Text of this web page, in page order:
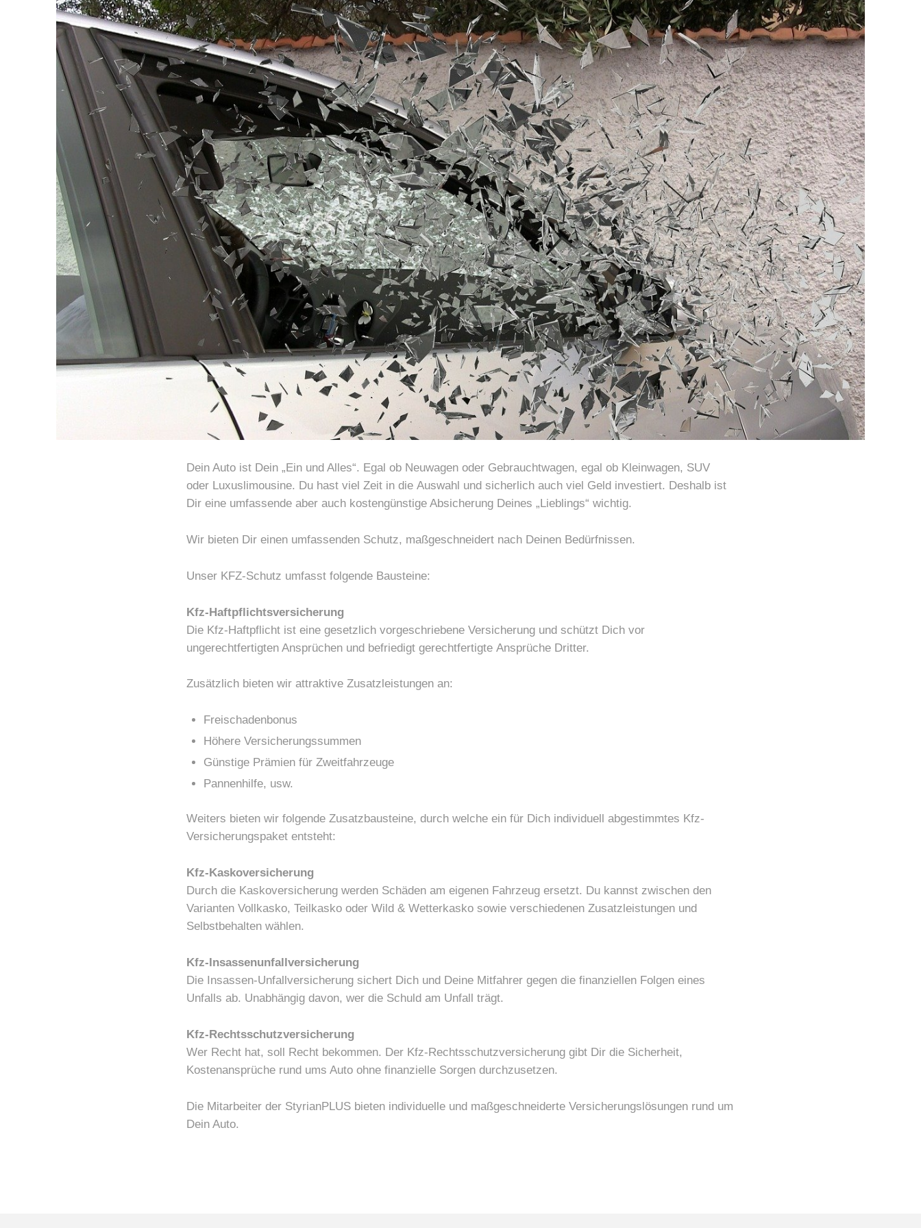
Dein Auto ist Dein „Ein und Alles“. Egal ob Neuwagen oder Gebrauchtwagen, egal ob Kleinwagen, SUV
oder Luxuslimousine. Du hast viel Zeit in die Auswahl und sicherlich auch viel Geld investiert. Deshalb ist
Dir eine umfassende aber auch kostengünstige Absicherung Deines „Lieblings“ wichtig.
Wir bieten Dir einen umfassenden Schutz, maßgeschneidert nach Deinen Bedürfnissen.
Unser KFZ-Schutz umfasst folgende Bausteine:
Kfz-Haftpflichtsversicherung
Die Kfz-Haftpflicht ist eine gesetzlich vorgeschriebene Versicherung und schützt Dich vor
ungerechtfertigten Ansprüchen und befriedigt gerechtfertigte Ansprüche Dritter.
Zusätzlich bieten wir attraktive Zusatzleistungen an:
Freischadenbonus
Höhere Versicherungssummen
Günstige Prämien für Zweitfahrzeuge
Pannenhilfe, usw.
Weiters bieten wir folgende Zusatzbausteine, durch welche ein für Dich individuell abgestimmtes Kfz-
Versicherungspaket entsteht:
Kfz-Kaskoversicherung
Durch die Kaskoversicherung werden Schäden am eigenen Fahrzeug ersetzt. Du kannst zwischen den
Varianten Vollkasko, Teilkasko oder Wild & Wetterkasko sowie verschiedenen Zusatzleistungen und
Selbstbehalten wählen.
Kfz-Insassenunfallversicherung
Die Insassen-Unfallversicherung sichert Dich und Deine Mitfahrer gegen die finanziellen Folgen eines
Unfalls ab. Unabhängig davon, wer die Schuld am Unfall trägt.
Kfz-Rechtsschutzversicherung
Wer Recht hat, soll Recht bekommen. Der Kfz-Rechtsschutzversicherung gibt Dir die Sicherheit,
Kostenansprüche rund ums Auto ohne finanzielle Sorgen durchzusetzen.
Die Mitarbeiter der StyrianPLUS bieten individuelle und maßgeschneiderte Versicherungslösungen rund um
Dein Auto.